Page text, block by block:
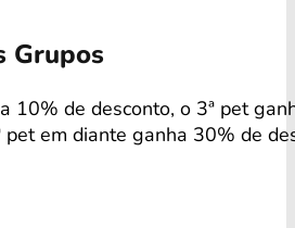
Grupos
10% de desconto, o 3ª pet
pet em diante ganha 30% de